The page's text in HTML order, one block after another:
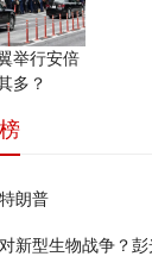
举行安倍
多？
朗普
新型生物战争？彭